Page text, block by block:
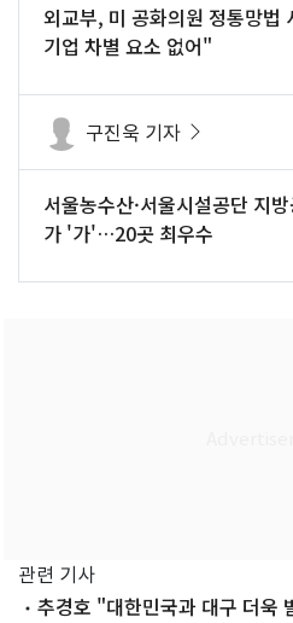
외교부, 미 공화의원 정통망법
기업 차별 요소 없어"
구진욱 기자
서울농수산·서울시설공단 지
가 '가'…20곳 최우수
관련 기사
추경호 "대한민국과 대구 더욱